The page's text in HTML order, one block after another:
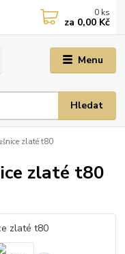
Menu
Hledat
0 ks
za 0,00 Kč
zlaté t80
zlaté t80